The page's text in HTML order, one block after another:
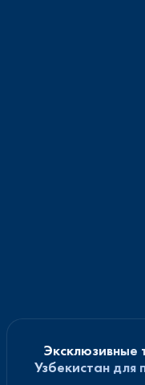
Эксклюзивные
Узбекистан для